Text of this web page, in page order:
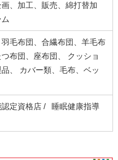
、加工、販売、綿打替加
毛布団、合繊布団、羊毛布
布団、座布団、 クッショ
、 カバー類、毛布、ベッ
定資格店 / 睡眠健康指導